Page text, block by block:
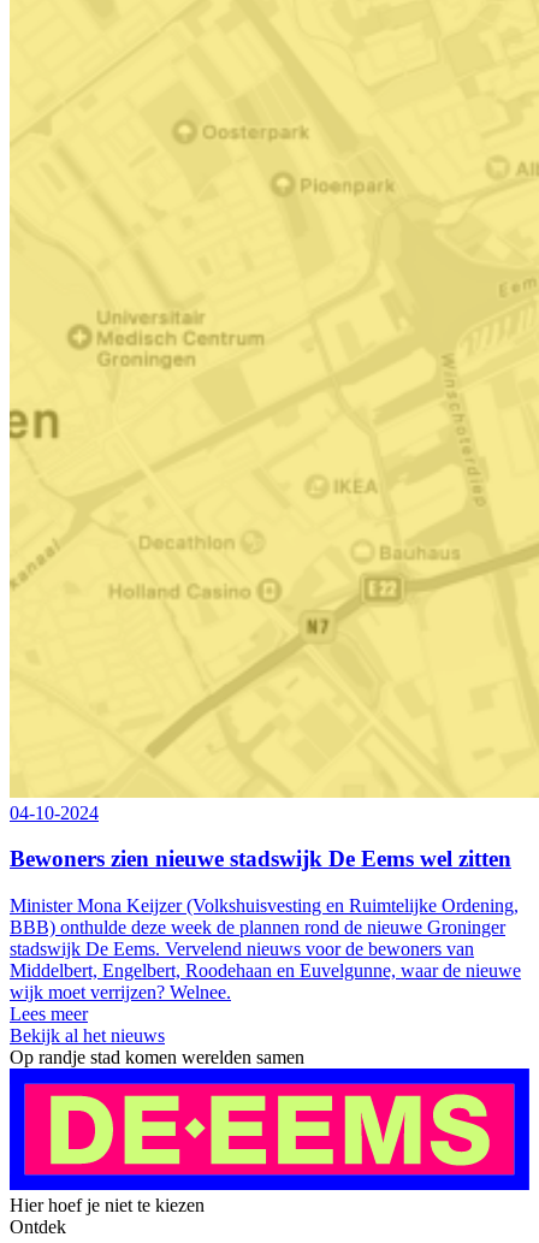
04-10-2024
Bewoners zien nieuwe stadswijk De Eems wel zitten
Minister Mona Keijzer (Volkshuisvesting en Ruimtelijke Ordening,
BBB) onthulde deze week de plannen rond de nieuwe Groninger
stadswijk De Eems. Vervelend nieuws voor de bewoners van
Middelbert, Engelbert, Roodehaan en Euvelgunne, waar de nieuwe
wijk moet verrijzen? Welnee.
Lees meer
Bekijk al het nieuws
Op randje stad komen werelden samen
Hier hoef je niet te kiezen
Ontdek